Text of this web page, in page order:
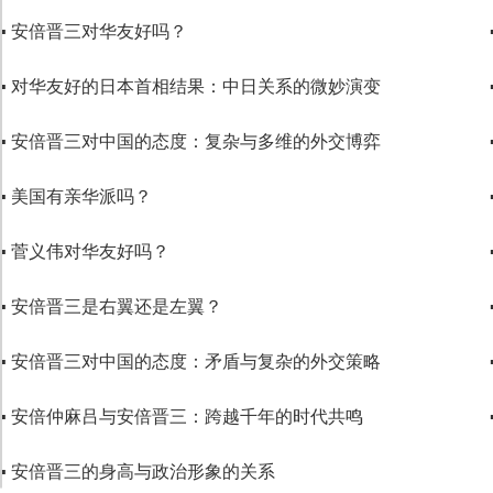
▪ 安倍晋三对华友好吗？
▪ 对华友好的日本首相结果：中日关系的微妙演变
▪ 安倍晋三对中国的态度：复杂与多维的外交博弈
▪ 美国有亲华派吗？
▪ 菅义伟对华友好吗？
▪ 安倍晋三是右翼还是左翼？
▪ 安倍晋三对中国的态度：矛盾与复杂的外交策略
▪ 安倍仲麻吕与安倍晋三：跨越千年的时代共鸣
▪ 安倍晋三的身高与政治形象的关系